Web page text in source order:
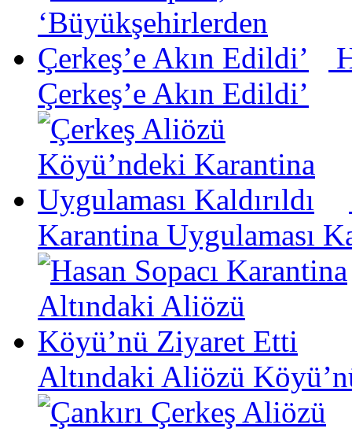
Çerkeş’e Akın Edildi’
Karantina Uygulaması
Altındaki Aliözü